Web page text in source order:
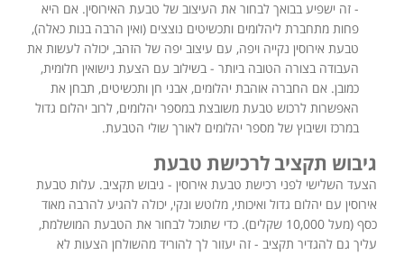
- זה ישפיע בבואך לבחור את העיצוב של טבעת האירוסין. אם היא
פחות מתחברת ליהלומים ותכשיטים נוצצים (ואין הרבה בנות כאלה),
טבעת אירוסין נקייה ויפה, עם עיצוב יפה של הזהב, יכולה לעשות את
העבודה בצורה הטובה ביותר - בשילוב עם הצעת נישואין חלומית,
כמובן. אם החברה אוהבת יהלומים, אבני חן ותכשיטים, תבחן את
האפשרות לרכוש טבעת משובצת במספר יהלומים, לרוב יהלום גדול
במרכז ושיבוץ של מספר יהלומים לאורך שולי הטבעת.
גיבוש תקציב לרכישת טבעת
הצעד השלישי לפני רכישת טבעת אירוסין - גיבוש תקציב. עלות טבעת
אירוסין עם יהלום גדול ואיכותי, מלוטש ונקי, יכולה להגיע להרבה מאוד
כסף (מעל 10,000 שקלים). כדי שתוכל לבחור את הטבעת המושלמת,
עליך גם להגדיר תקציב - זה יעזור לך להוריד מהשולחן הצעות לא